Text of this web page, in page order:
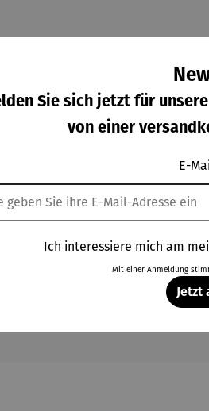
Sie sich jetzt für
von einer
E-
Ich interessiere mich am
Mit einer Anmeldung
Jetzt